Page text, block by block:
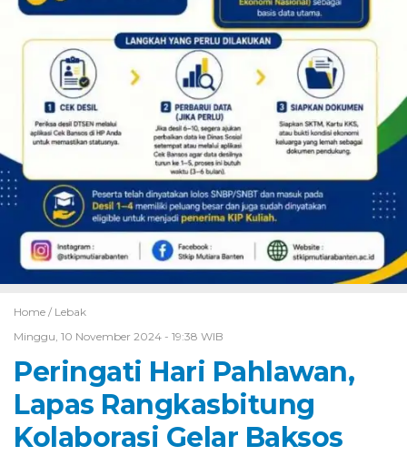
Home / Lebak
Minggu, 10 November 2024 - 19:38 WIB
Peringati Hari Pahlawan,
Lapas Rangkasbitung
Kolaborasi Gelar Baksos